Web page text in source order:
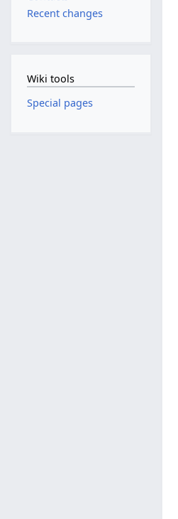
Recent changes
Wiki tools
Special pages